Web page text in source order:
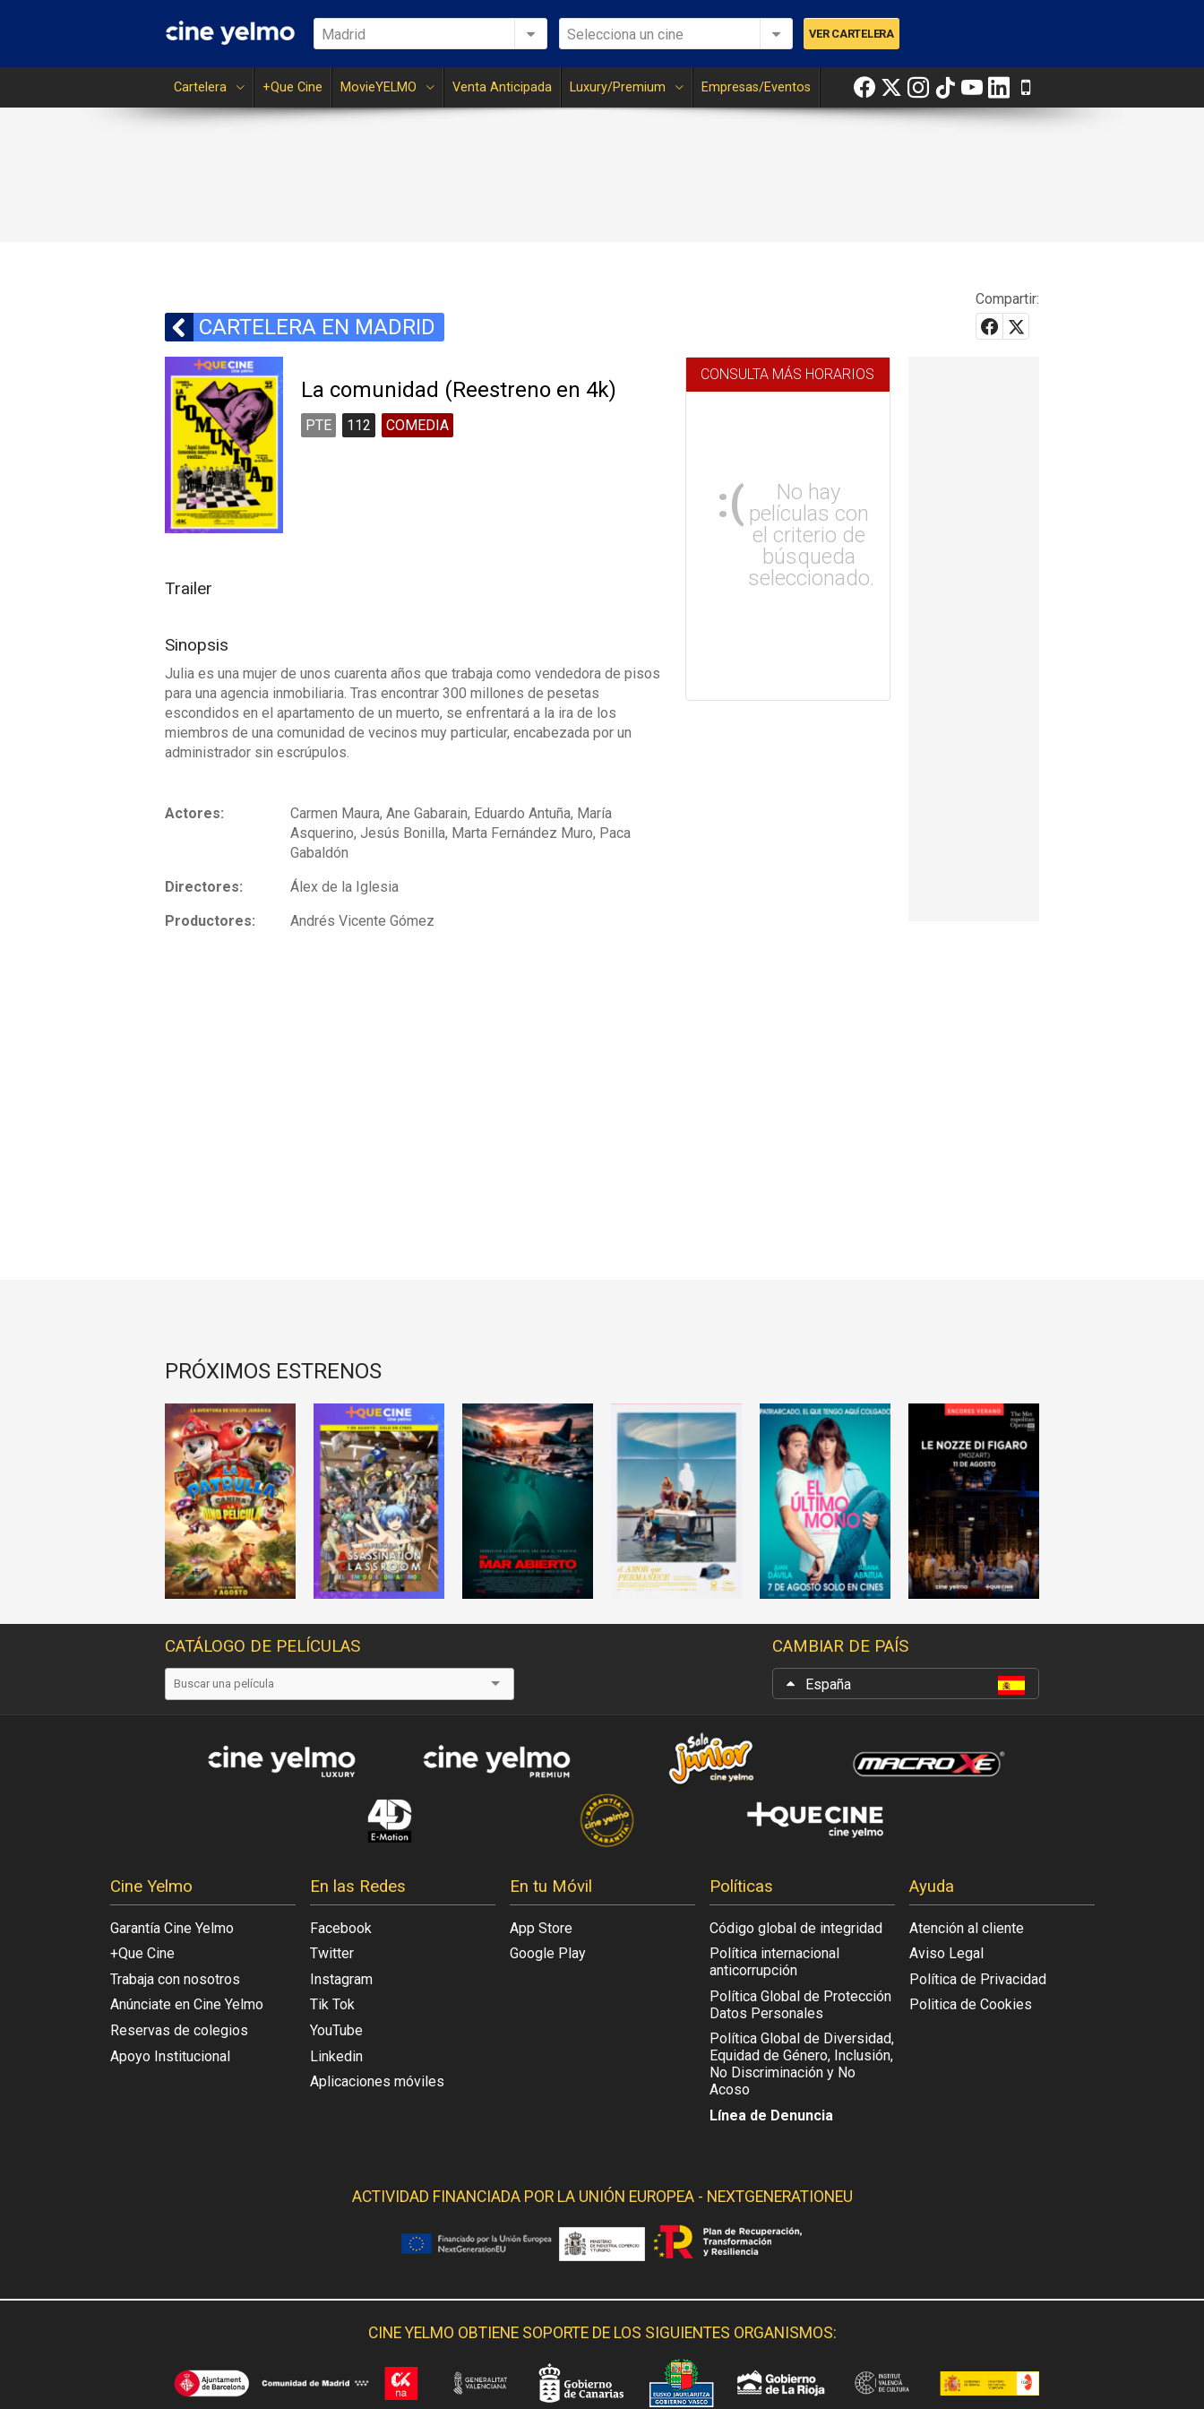
Madrid Selecciona un cine
Cartelera +Que Cine MovieYELMO Venta Anticipada Luxury/Premium Empresas/Eventos
CARTELERA EN MADRID
Compartir:
La comunidad (Reestreno en 4k)
PTE 112 COMEDIA
Trailer
Sinopsis
Julia es una mujer de unos cuarenta años que trabaja como vendedora de pisos
para una agencia inmobiliaria. Tras encontrar 300 millones de pesetas
escondidos en el apartamento de un muerto, se enfrentará a la ira de los
miembros de una comunidad de vecinos muy particular, encabezada por un
administrador sin escrúpulos.
Actores:
Carmen Maura, Ane Gabarain, Eduardo Antuña, María
Asquerino, Jesús Bonilla, Marta Fernández Muro, Paca
Gabaldón
Directores:
Álex de la Iglesia
Productores:
Andrés Vicente Gómez
CONSULTA MÁS HORARIOS
:(
No hay
películas con
el criterio de
búsqueda
seleccionado.
PRÓXIMOS ESTRENOS
CATÁLOGO DE PELÍCULAS CAMBIAR DE PAÍS
España
Cine Yelmo
Garantía Cine Yelmo
+Que Cine
Trabaja con nosotros
Anúnciate en Cine Yelmo
Reservas de colegios
Apoyo Institucional
En las Redes
Facebook
Twitter
Instagram
Tik Tok
YouTube
Linkedin
Aplicaciones móviles
En tu Móvil
App Store
Google Play
Políticas
Código global de integridad
Política internacional
anticorrupción
Política Global de Protección
Datos Personales
Política Global de Diversidad,
Equidad de Género, Inclusión,
No Discriminación y No
Acoso
Línea de Denuncia
Ayuda
Atención al cliente
Aviso Legal
Política de Privacidad
Politica de Cookies
ACTIVIDAD FINANCIADA POR LA UNIÓN EUROPEA - NEXTGENERATIONEU
CINE YELMO OBTIENE SOPORTE DE LOS SIGUIENTES ORGANISMOS: